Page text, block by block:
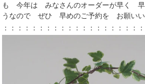
も 今年は みなさんのオーダーが早く 早
うなので ぜひ 早めのご予約を お願いい
：：：：：：：：：：：：：：：：：：：